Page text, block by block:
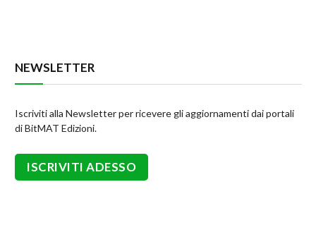
NEWSLETTER
Iscriviti alla Newsletter per ricevere gli aggiornamenti dai portali
di BitMAT Edizioni.